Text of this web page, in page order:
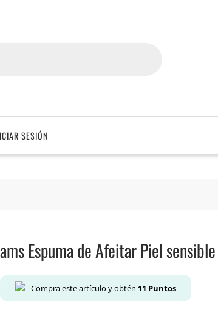
SESIÓN
Espuma de Afeitar Piel
Compra este artículo y obtén 11 Puntos